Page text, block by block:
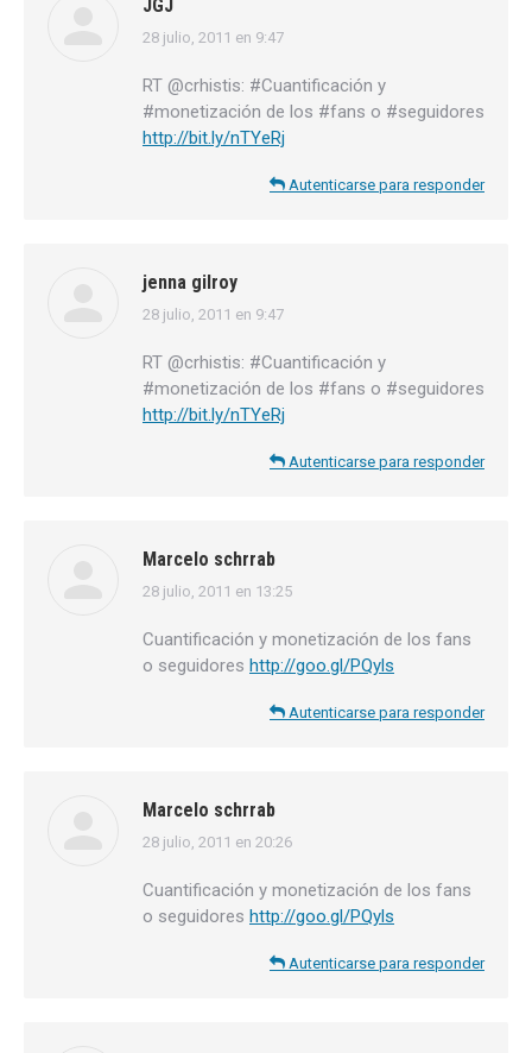
JGJ
dice:
28 julio, 2011 en 9:47
RT @crhistis: #Cuantificación y
#monetización de los #fans o #seguidores
http://bit.ly/nTYeRj
Autenticarse para responder
jenna gilroy
dice:
28 julio, 2011 en 9:47
RT @crhistis: #Cuantificación y
#monetización de los #fans o #seguidores
http://bit.ly/nTYeRj
Autenticarse para responder
Marcelo schrrab
dice:
28 julio, 2011 en 13:25
Cuantificación y monetización de los fans
o seguidores http://goo.gl/PQyls
Autenticarse para responder
Marcelo schrrab
dice:
28 julio, 2011 en 20:26
Cuantificación y monetización de los fans
o seguidores http://goo.gl/PQyls
Autenticarse para responder